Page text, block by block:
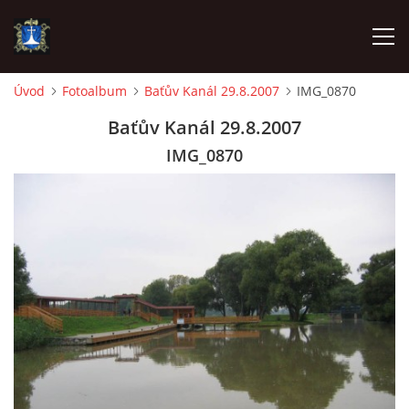
INFORMACE JEDNOTKY »
TECHNIKA
OZNAČENÍ HASIČSKÉ TECHNIKY
Úvod Fotoalbum Baťův Kanál 29.8.2007 IMG_0870
Baťův Kanál 29.8.2007
IMG_0870